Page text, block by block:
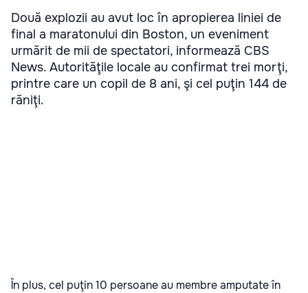
Două explozii au avut loc în apropierea liniei de
final a maratonului din Boston, un eveniment
urmărit de mii de spectatori, informează CBS
News. Autorităţile locale au confirmat trei morţi,
printre care un copil de 8 ani, şi cel puţin 144 de
răniţi.
În plus, cel puţin 10 persoane au membre amputate în